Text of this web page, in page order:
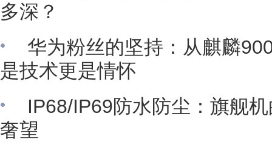
多深？
华为粉丝的坚持：从麒麟
是技术更是情怀
IP68/IP69防水防尘：旗舰
奢望